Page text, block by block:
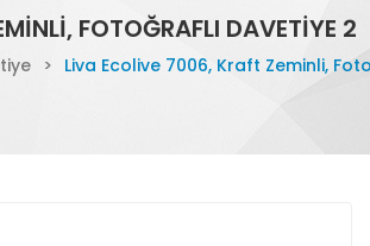
FOTOĞRAFLI DAVETIYE 2
> Liva Ecolive 7006, Kraft Zeminli,